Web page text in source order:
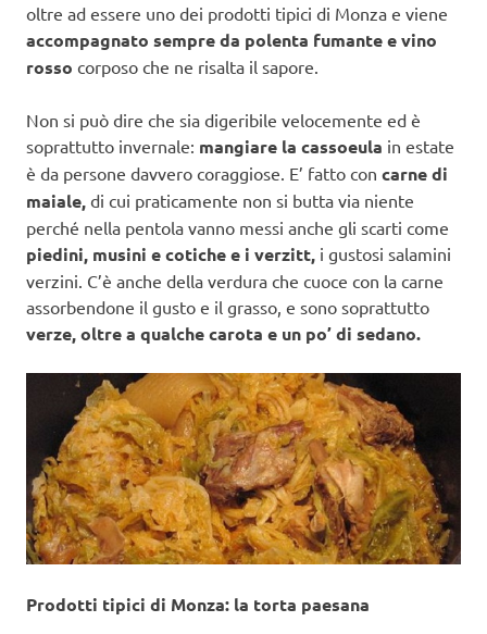
oltre ad essere uno dei prodotti tipici di Monza e viene
accompagnato sempre da polenta fumante e vino
rosso corposo che ne risalta il sapore.
Non si può dire che sia digeribile velocemente ed è
soprattutto invernale: mangiare la cassoeula in estate
è da persone davvero coraggiose. E’ fatto con carne di
maiale, di cui praticamente non si butta via niente
perché nella pentola vanno messi anche gli scarti come
piedini, musini e cotiche e i verzitt, i gustosi salamini
verzini. C’è anche della verdura che cuoce con la carne
assorbendone il gusto e il grasso, e sono soprattutto
verze, oltre a qualche carota e un po’ di sedano.
Prodotti tipici di Monza: la torta paesana